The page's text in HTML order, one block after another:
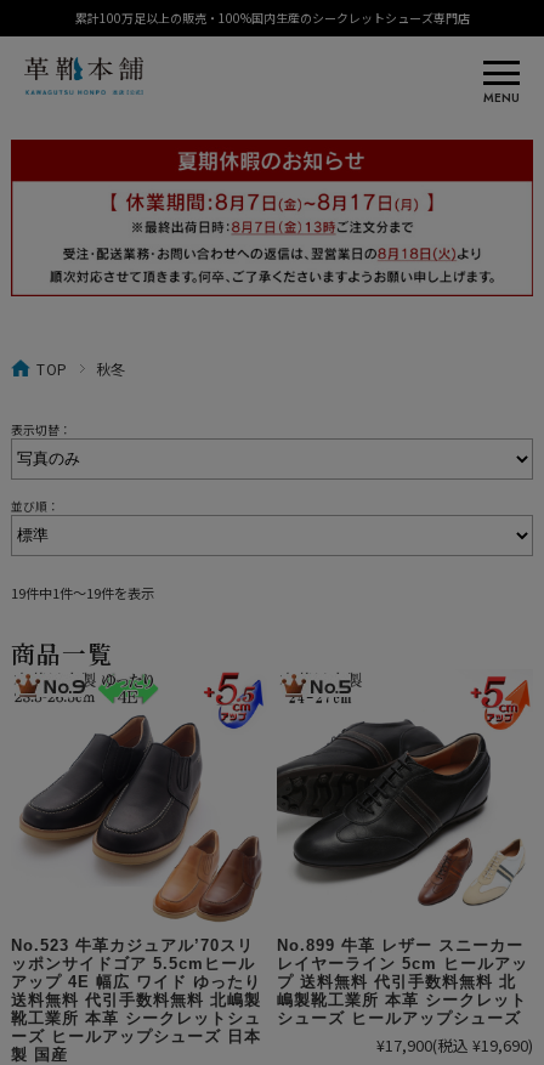
累計100万足以上の販売・100%国内生産のシークレットシューズ専門店
MENU
TOP 秋冬
表示切替：
並び順：
19件中1件～19件を表示
商品一覧
No.523 牛革カジュアル’70スリ
ッポンサイドゴア 5.5cmヒール
アップ 4E 幅広 ワイド ゆったり
送料無料 代引手数料無料 北嶋製
靴工業所 本革 シークレットシュ
ーズ ヒールアップシューズ 日本
製 国産
No.899 牛革 レザー スニーカー
レイヤーライン 5cm ヒールアッ
プ 送料無料 代引手数料無料 北
嶋製靴工業所 本革 シークレット
シューズ ヒールアップシューズ
¥17,900(税込 ¥19,690)